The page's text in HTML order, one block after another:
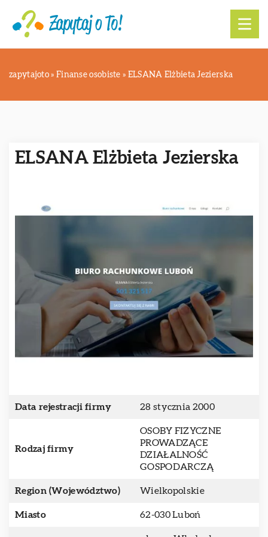
zapytajoto » Finanse osobiste » ELSANA Elżbieta Jezierska
ELSANA Elżbieta Jezierska
Data rejestracji firmy 28 stycznia 2000
Rodzaj firmy
OSOBY FIZYCZNE
PROWADZĄCE
DZIAŁALNOŚĆ
GOSPODARCZĄ
Region (Województwo) Wielkopolskie
Miasto 62-030 Luboń